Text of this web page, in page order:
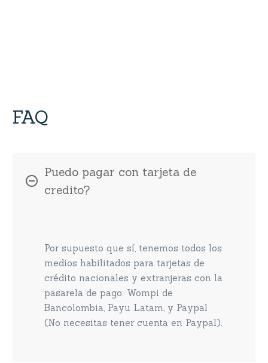
FAQ
Puedo pagar con tarjeta de
credito?
Por supuesto que sí, tenemos todos los
medios habilitados para tarjetas de
crédito nacionales y extranjeras con la
pasarela de pago: Wompi de
Bancolombia, Payu Latam, y Paypal
(No necesitas tener cuenta en Paypal).